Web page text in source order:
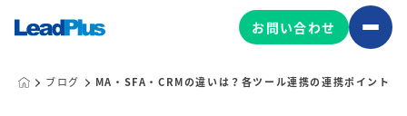
お問い合わせ
ブログ MA・SFA・CRMの違いは？各ツール連携の連携ポイントを